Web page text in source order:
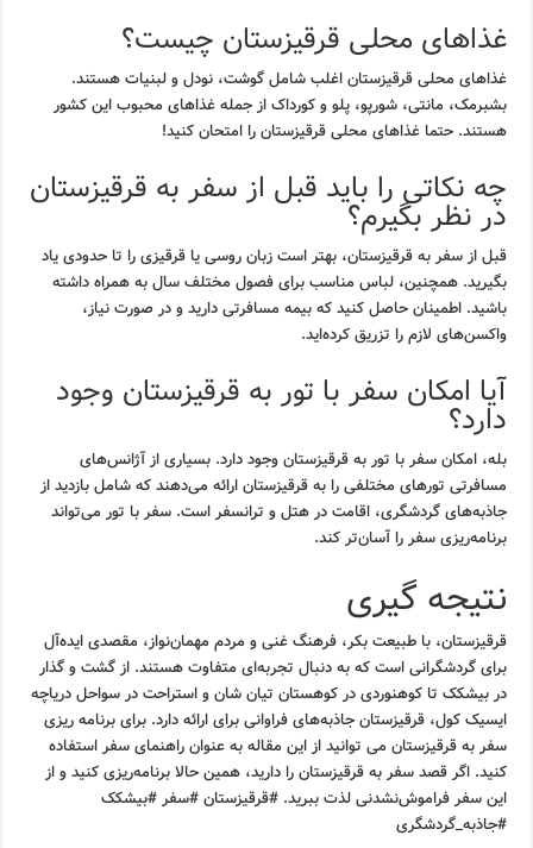
غذاهای محلی قرقیزستان چیست؟
غذاهای محلی قرقیزستان اغلب شامل گوشت، نودل و لبنیات هستند.
بشبرمک، مانتی، شورپو، پلو و کورداک از جمله غذاهای محبوب این کشور
هستند. حتما غذاهای محلی قرقیزستان را امتحان کنید!
چه نکاتی را باید قبل از سفر به قرقیزستان
در نظر بگیرم؟
قبل از سفر به قرقیزستان، بهتر است زبان روسی یا قرقیزی را تا حدودی یاد
بگیرید. همچنین، لباس مناسب برای فصول مختلف سال به همراه داشته
باشید. اطمینان حاصل کنید که بیمه مسافرتی دارید و در صورت نیاز،
واکسن‌های لازم را تزریق کرده‌اید.
آیا امکان سفر با تور به قرقیزستان وجود
دارد؟
بله، امکان سفر با تور به قرقیزستان وجود دارد. بسیاری از آژانس‌های
مسافرتی تورهای مختلفی را به قرقیزستان ارائه می‌دهند که شامل بازدید از
جاذبه‌های گردشگری، اقامت در هتل و ترانسفر است. سفر با تور می‌تواند
برنامه‌ریزی سفر را آسان‌تر کند.
نتیجه گیری
قرقیزستان، با طبیعت بکر، فرهنگ غنی و مردم مهمان‌نواز، مقصدی ایده‌آل
برای گردشگرانی است که به دنبال تجربه‌ای متفاوت هستند. از گشت و گذار
در بیشکک تا کوهنوردی در کوهستان تیان شان و استراحت در سواحل دریاچه
ایسیک کول، قرقیزستان جاذبه‌های فراوانی برای ارائه دارد. برای برنامه ریزی
سفر به قرقیزستان می توانید از این مقاله به عنوان راهنمای سفر استفاده
کنید. اگر قصد سفر به قرقیزستان را دارید، همین حالا برنامه‌ریزی کنید و از
این سفر فراموش‌نشدنی لذت ببرید. #قرقیزستان #سفر #بیشکک
#جاذبه_گردشگری